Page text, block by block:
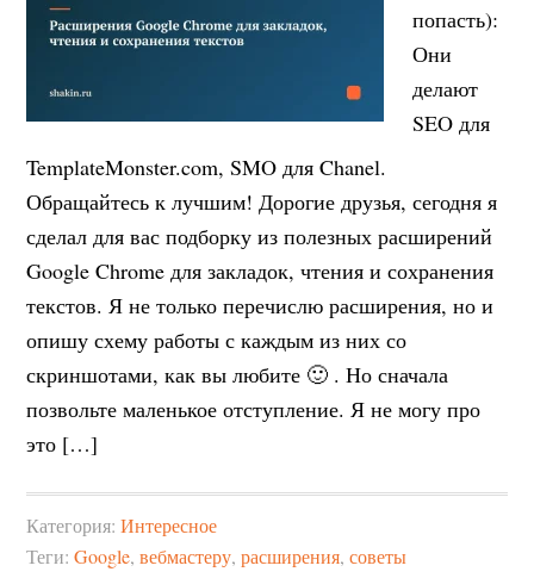
попасть):
Они
делают
SEO для
TemplateMonster.com, SMO для Chanel.
Обращайтесь к лучшим! Дорогие друзья, сегодня я
сделал для вас подборку из полезных расширений
Google Chrome для закладок, чтения и сохранения
текстов. Я не только перечислю расширения, но и
опишу схему работы с каждым из них со
скриншотами, как вы любите 🙂 . Но сначала
позвольте маленькое отступление. Я не могу про
это […]
Категория:Интересное
Теги:Google,вебмастеру,расширения,советы